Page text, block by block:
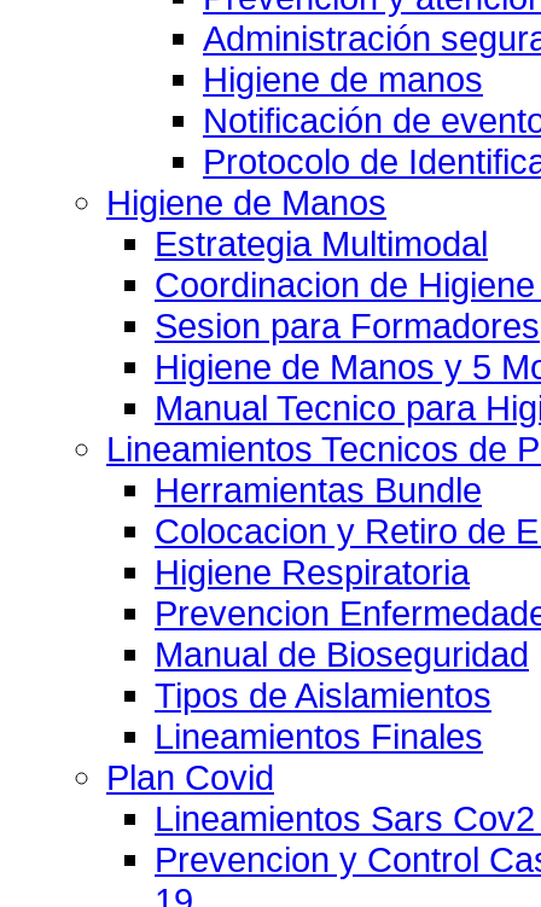
Administración
Higiene de manos
Notificación de
Protocolo de
Higiene de Manos
Estrategia Multimodal
Coordinacion de
Sesion para
Higiene de Manos y 5
Manual Tecnico para
Lineamientos Tecnicos de
Herramientas Bundle
Colocacion y Retiro de
Higiene Respiratoria
Prevencion
Manual de Bioseguridad
Tipos de Aislamientos
Lineamientos Finales
Plan Covid
Lineamientos Sars
Prevencion y Control